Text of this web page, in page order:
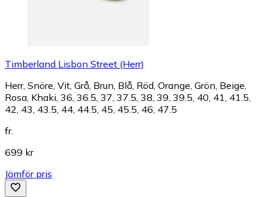
Timberland Lisbon Street (Herr)
Herr, Snöre, Vit, Grå, Brun, Blå, Röd, Orange, Grön, Beige,
Rosa, Khaki, 36, 36.5, 37, 37.5, 38, 39, 39.5, 40, 41, 41.5,
42, 43, 43.5, 44, 44.5, 45, 45.5, 46, 47.5
fr.
699 kr
Jämför pris